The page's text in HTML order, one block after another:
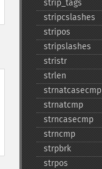
strip_​tags
stripcslashes
stripos
stripslashes
stristr
strlen
strnatcasecmp
strnatcmp
strncasecmp
strncmp
strpbrk
strpos